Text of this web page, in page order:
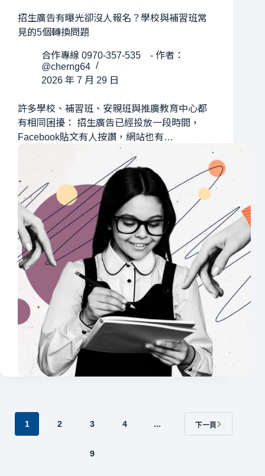
招生廣告有曝光卻沒人報名？學校與補習班常
見的5個轉換問題
合作專線 0970-357-535 - 作者：
@cherng64
2026 年 7 月 29 日
許多學校、補習班、安親班與推廣教育中心都
有相同困擾： 招生廣告已經投放一段時間，
Facebook貼文有人按讚，網站也有…
1 2 3 4 ...
9
下一頁